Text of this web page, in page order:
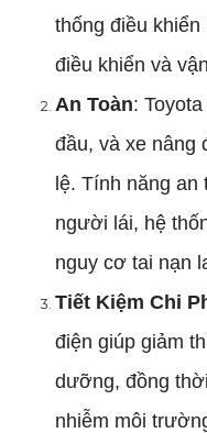
thống điều khiển
điều khiển và
An Toàn:
đầu, và xe nâng
lệ. Tính năng an
người lái, hệ
nguy cơ tai nạn
Tiết Kiệm Chi
điện giúp giảm
dưỡng, đồng
nhiễm môi